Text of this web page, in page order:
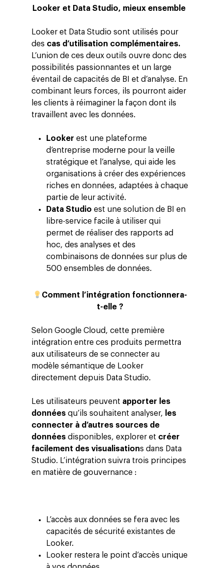
Looker et Data Studio, mieux ensemble
Looker et Data Studio sont utilisés pour
des cas d’utilisation complémentaires.
L’union de ces deux outils ouvre donc des
possibilités passionnantes et un large
éventail de capacités de BI et d’analyse. En
combinant leurs forces, ils pourront aider
les clients à réimaginer la façon dont ils
travaillent avec les données.
Lookerest une plateforme
d’entreprise moderne pour la veille
stratégique et l’analyse, qui aide les
organisations à créer des expériences
riches en données, adaptées à chaque
partie de leur activité.
Data Studio est une solution de BI en
libre-service facile à utiliser qui
permet de réaliser des rapports ad
hoc, des analyses et des
combinaisons de données sur plus de
500 ensembles de données.
Comment l’intégration fonctionnera-
t-elle ?
Selon Google Cloud, cette première
intégration entre ces produits permettra
aux utilisateurs de se connecter au
modèle sémantique de Looker
directement depuis Data Studio.
Les utilisateurs peuvent apporter les
données qu’ils souhaitent analyser,
les
connecter à d’autres sources de
données disponibles, explorer et créer
facilement des visualisations dans Data
Studio. L’intégration suivra trois principes
en matière de gouvernance :
L’accès aux données se fera avec les
capacités de sécurité existantes de
Looker.
Looker restera le point d’accès unique